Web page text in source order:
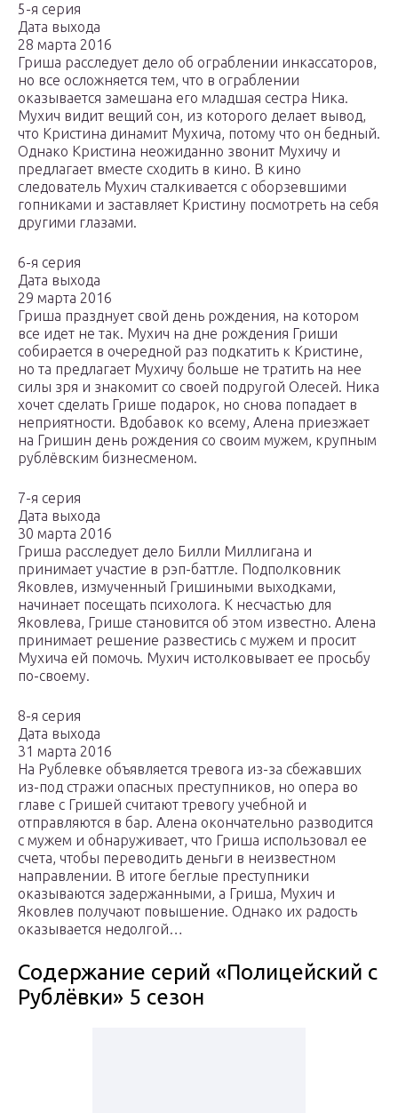
5-я серия
Дата выхода
28 марта 2016
Гриша расследует дело об ограблении инкассаторов,
но все осложняется тем, что в ограблении
оказывается замешана его младшая сестра Ника.
Мухич видит вещий сон, из которого делает вывод,
что Кристина динамит Мухича, потому что он бедный.
Однако Кристина неожиданно звонит Мухичу и
предлагает вместе сходить в кино. В кино
следователь Мухич сталкивается с оборзевшими
гопниками и заставляет Кристину посмотреть на себя
другими глазами.
6-я серия
Дата выхода
29 марта 2016
Гриша празднует свой день рождения, на котором
все идет не так. Мухич на дне рождения Гриши
собирается в очередной раз подкатить к Кристине,
но та предлагает Мухичу больше не тратить на нее
силы зря и знакомит со своей подругой Олесей. Ника
хочет сделать Грише подарок, но снова попадает в
неприятности. Вдобавок ко всему, Алена приезжает
на Гришин день рождения со своим мужем, крупным
рублёвским бизнесменом.
7-я серия
Дата выхода
30 марта 2016
Гриша расследует дело Билли Миллигана и
принимает участие в рэп-баттле. Подполковник
Яковлев, измученный Гришиными выходками,
начинает посещать психолога. К несчастью для
Яковлева, Грише становится об этом известно. Алена
принимает решение развестись с мужем и просит
Мухича ей помочь. Мухич истолковывает ее просьбу
по-своему.
8-я серия
Дата выхода
31 марта 2016
На Рублевке объявляется тревога из-за сбежавших
из-под стражи опасных преступников, но опера во
главе с Гришей считают тревогу учебной и
отправляются в бар. Алена окончательно разводится
с мужем и обнаруживает, что Гриша использовал ее
счета, чтобы переводить деньги в неизвестном
направлении. В итоге беглые преступники
оказываются задержанными, а Гриша, Мухич и
Яковлев получают повышение. Однако их радость
оказывается недолгой…
Содержание серий «Полицейский с
Рублёвки» 5 сезон